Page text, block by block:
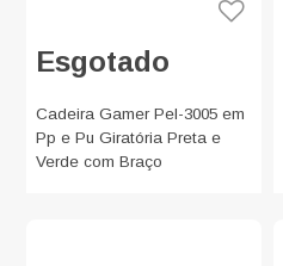
Esgotado
Cadeira Gamer Pel-3005 em
Pp e Pu Giratória Preta e
Verde com Braço